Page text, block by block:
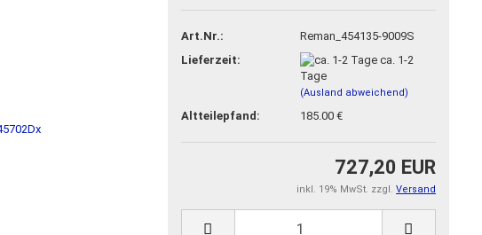
Art.Nr.:
Reman_454135-9009S
Lieferzeit:
ca. 1-2
Tage
(Ausland abweichend)
Altteilepfand: 185.00 €
727,20 EUR
inkl. 19% MwSt. zzgl. Versand